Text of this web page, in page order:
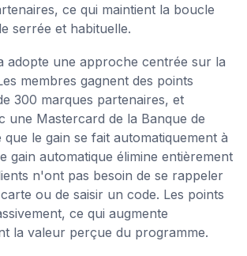
ce qui maintient la boucle
serrée et habituelle.
adopte une approche centrée sur la
membres gagnent des points
300 marques partenaires, et
une Mastercard de la Banque de
le gain se fait automatiquement à
gain automatique élimine entièrement
n'ont pas besoin de se rappeler
ou de saisir un code. Les points
ce qui augmente
la valeur perçue du programme.